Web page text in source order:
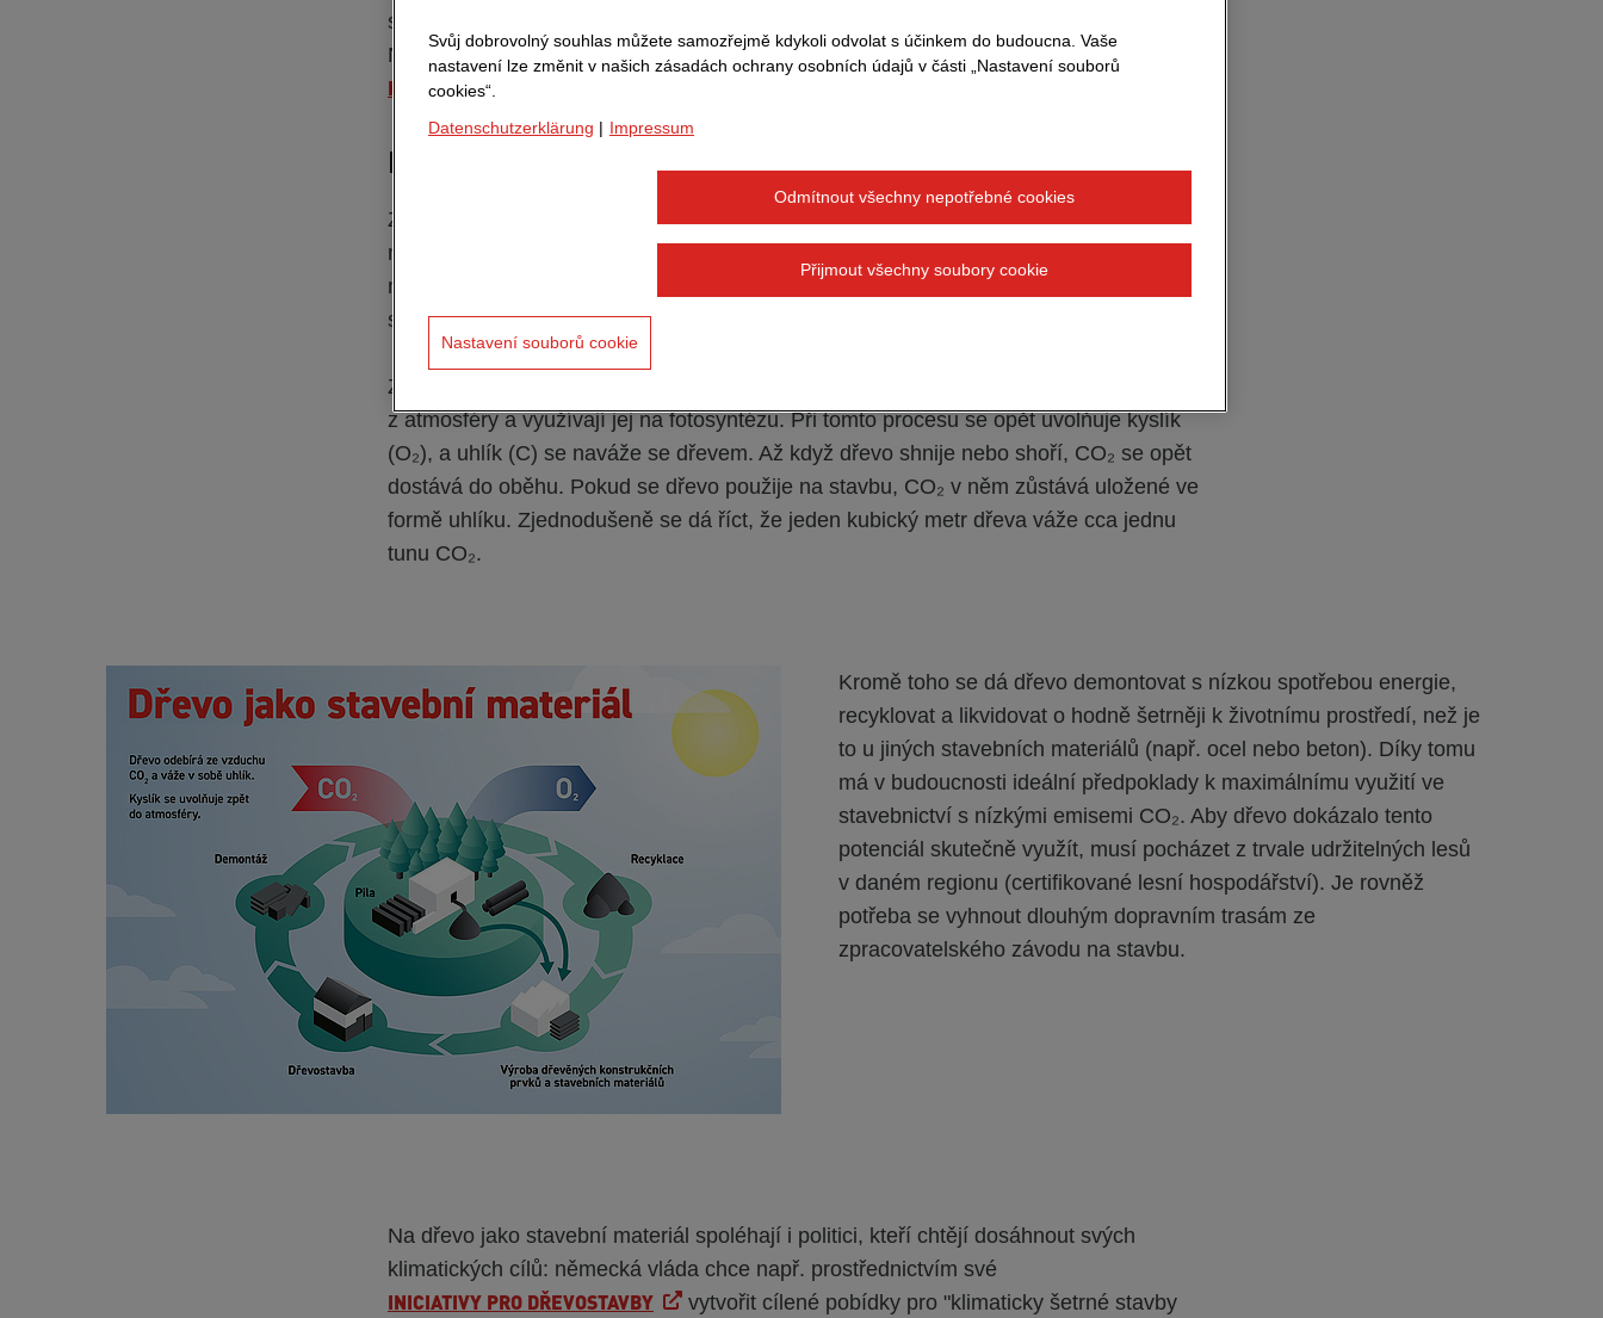
s dřevostavbami a hybridními stavbami. Jedná se o velmi perspektivní a rostoucí trh.
Například v Německu se v současné době staví
KAŽDÁ PÁTÁ BYTOVÁ NEBO NEBYTOVÁ BUDOVA
Proč je použití dřeva ve výstavbě udržitelné?
Zaprvé, dřevo je obnovitelná přírodní surovina a dá se těžit a zpracovat na stavební
materiál s relativně malou spotřebou energie a nízkými emisemi CO₂. Navíc dokáže
nahradit jiné stavební materiály, jejichž energeticky náročná výroba je často spojena
s vysokými emisemi CO₂.
Zadruhé, stavební prvky ze dřeva přirozeně vážou CO₂. Stromy odebírají CO₂
z atmosféry a využívají jej na fotosyntézu. Při tomto procesu se opět uvolňuje kyslík
(O₂), a uhlík (C) se naváže se dřevem. Až když dřevo shnije nebo shoří, CO₂ se opět
dostává do oběhu. Pokud se dřevo použije na stavbu, CO₂ v něm zůstává uložené ve
formě uhlíku. Zjednodušeně se dá říct, že jeden kubický metr dřeva váže cca jednu
tunu CO₂.
Kromě toho se dá dřevo demontovat s nízkou spotřebou energie,
recyklovat a likvidovat o hodně šetrněji k životnímu prostředí, než je
to u jiných stavebních materiálů (např. ocel nebo beton). Díky tomu
má v budoucnosti ideální předpoklady k maximálnímu využití ve
stavebnictví s nízkými emisemi CO₂. Aby dřevo dokázalo tento
potenciál skutečně využít, musí pocházet z trvale udržitelných lesů
v daném regionu (certifikované lesní hospodářství). Je rovněž
potřeba se vyhnout dlouhým dopravním trasám ze
zpracovatelského závodu na stavbu.
Na dřevo jako stavební materiál spoléhají i politici, kteří chtějí dosáhnout svých
klimatických cílů: německá vláda chce např. prostřednictvím své
INICIATIVY PRO DŘEVOSTAVBY
vytvořit cílené pobídky pro "klimaticky šetrné stavby
Svůj dobrovolný souhlas můžete samozřejmě kdykoli odvolat s účinkem do budoucna. Vaše
nastavení lze změnit v našich zásadách ochrany osobních údajů v části „Nastavení souborů
cookies“.
Datenschutzerklärung | Impressum
Odmítnout všechny nepotřebné cookies
Přijmout všechny soubory cookie
Nastavení souborů cookie